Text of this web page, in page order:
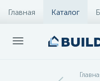
Главная Каталог